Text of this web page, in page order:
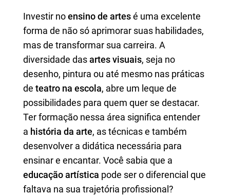
Investir noensino de artesé uma excelente
forma de não só aprimorar suas habilidades,
mas de transformar sua carreira. A
diversidade dasartes visuais, seja no
desenho, pintura ou até mesmo nas práticas
de teatro na escola, abre um leque de
possibilidades para quem quer se destacar.
Ter formação nessa área significa entender
a história da arte, as técnicas e também
desenvolver a didática necessária para
ensinar e encantar. Você sabia que a
educação artística pode ser o diferencial que
faltava na sua trajetória profissional?